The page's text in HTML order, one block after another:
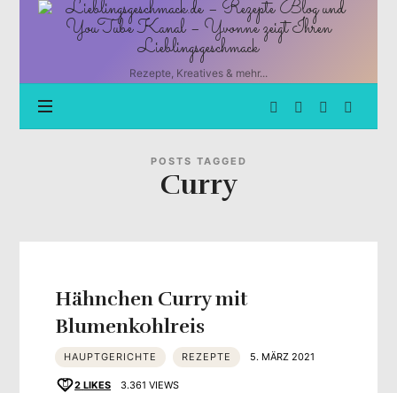
Lieblingsgeschmack.de
Rezepte
und
YouTube
Kanal
Rezepte, Kreatives & mehr...
POSTS TAGGED
Curry
Hähnchen Curry mit
Blumenkohlreis
HAUPTGERICHTE REZEPTE 5. MÄRZ 2021
2 LIKES 3.361 VIEWS